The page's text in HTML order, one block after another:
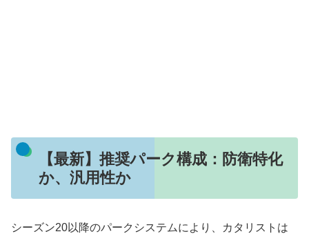
【最新】推奨パーク構成：防衛特化
か、汎用性か
シーズン20以降のパークシステムにより、カタリストは